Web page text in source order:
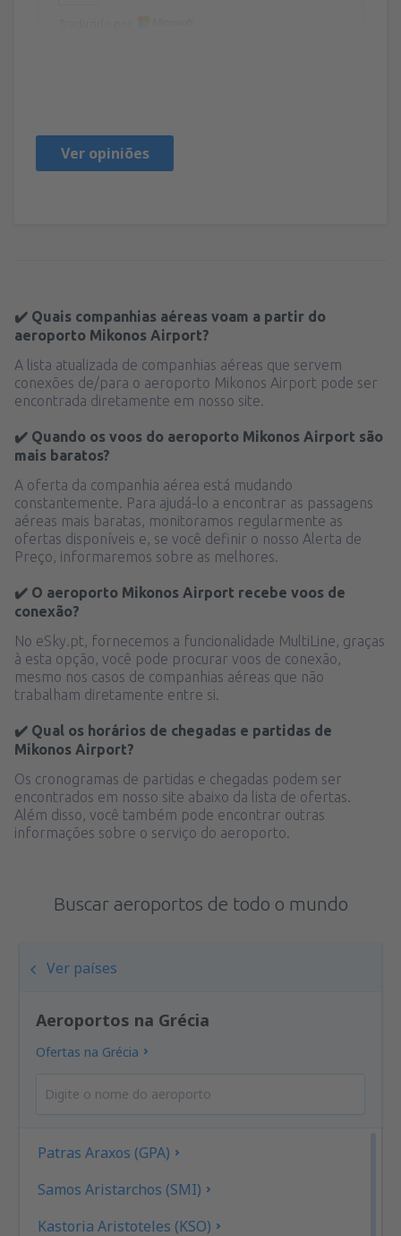
Ver opiniões
✔️ Quais companhias aéreas voam a partir do
aeroporto Mikonos Airport?
A lista atualizada de companhias aéreas que servem
conexões de/para o aeroporto Mikonos Airport pode ser
encontrada diretamente em nosso site.
✔️ Quando os voos do aeroporto Mikonos Airport são
mais baratos?
A oferta da companhia aérea está mudando
constantemente. Para ajudá-lo a encontrar as passagens
aéreas mais baratas, monitoramos regularmente as
ofertas disponíveis e, se você definir o nosso Alerta de
Preço, informaremos sobre as melhores.
✔️ O aeroporto Mikonos Airport recebe voos de
conexão?
No eSky.pt, fornecemos a funcionalidade MultiLine, graças
à esta opção, você pode procurar voos de conexão,
mesmo nos casos de companhias aéreas que não
trabalham diretamente entre si.
✔️ Qual os horários de chegadas e partidas de
Mikonos Airport?
Os cronogramas de partidas e chegadas podem ser
encontrados em nosso site abaixo da lista de ofertas.
Além disso, você também pode encontrar outras
informações sobre o serviço do aeroporto.
Buscar aeroportos de todo o mundo
Ver países
Aeroportos na Grécia
Ofertas na Grécia
Patras Araxos (GPA)
Samos Aristarchos (SMI)
Kastoria Aristoteles (KSO)